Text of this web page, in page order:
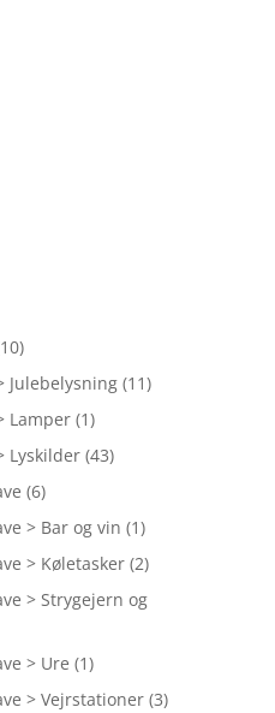
Julebelysning (11)
Lamper (1)
Lyskilder (43)
(6)
> Bar og vin (1)
> Køletasker (2)
> Strygejern og
> Ure (1)
> Vejrstationer (3)